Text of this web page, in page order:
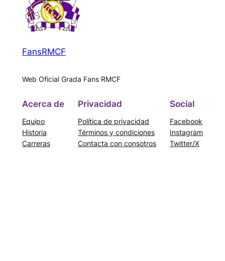
FansRMCF
Web Oficial Grada Fans RMCF
Acerca de
Equipo
Historia
Carreras
Privacidad
Política de privacidad
Términos y condiciones
Contacta con consotros
Social
Facebook
Instagram
Twitter/X